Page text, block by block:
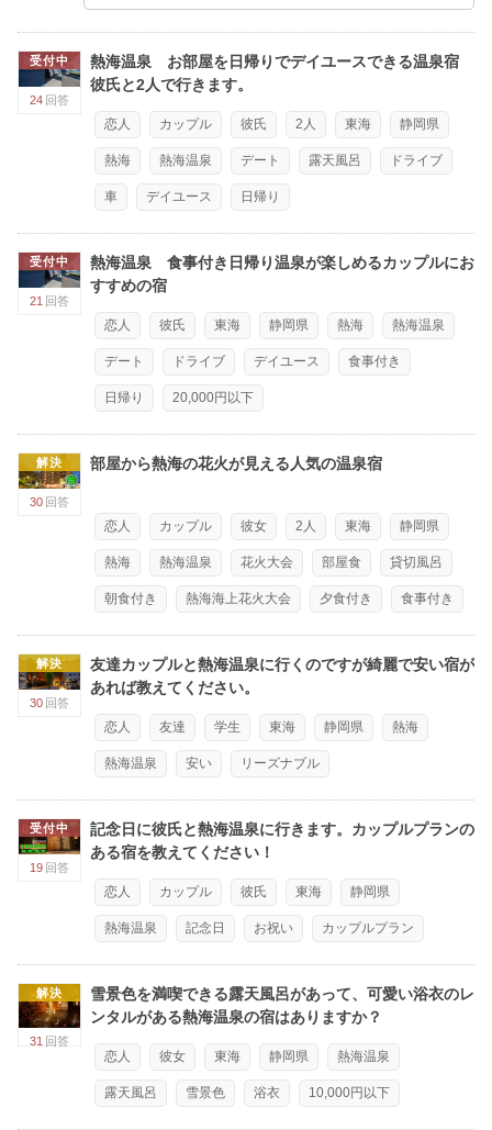
受付中
24 回答
熱海温泉 お部屋を日帰りでデイユースできる温泉宿
彼氏と2人で行きます。
恋人 カップル 彼氏 2人 東海 静岡県
熱海 熱海温泉 デート 露天風呂 ドライブ
車 デイユース 日帰り
受付中
21 回答
熱海温泉 食事付き日帰り温泉が楽しめるカップルにお
すすめの宿
恋人 彼氏 東海 静岡県 熱海 熱海温泉
デート ドライブ デイユース 食事付き
日帰り 20,000円以下
解決
30 回答
部屋から熱海の花火が見える人気の温泉宿
恋人 カップル 彼女 2人 東海 静岡県
熱海 熱海温泉 花火大会 部屋食 貸切風呂
朝食付き 熱海海上花火大会 夕食付き 食事付き
解決
30 回答
友達カップルと熱海温泉に行くのですが綺麗で安い宿が
あれば教えてください。
恋人 友達 学生 東海 静岡県 熱海
熱海温泉 安い リーズナブル
受付中
19 回答
記念日に彼氏と熱海温泉に行きます。カップルプランの
ある宿を教えてください！
恋人 カップル 彼氏 東海 静岡県
熱海温泉 記念日 お祝い カップルプラン
解決
31 回答
雪景色を満喫できる露天風呂があって、可愛い浴衣のレ
ンタルがある熱海温泉の宿はありますか？
恋人 彼女 東海 静岡県 熱海温泉
露天風呂 雪景色 浴衣 10,000円以下